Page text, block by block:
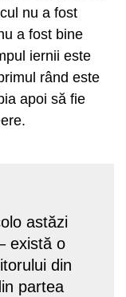
nu a fost
a fost bine
iernii este
rând este
apoi să fie
astăzi
există o
din
partea